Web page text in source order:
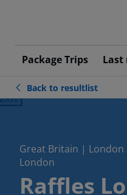
Package Trips
Back to resultlist
Great Britain |
London
Raffles